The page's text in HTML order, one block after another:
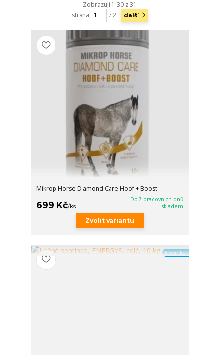
Zobrazuji 1-30 z 31
strana
z 2 další
Mikrop Horse Diamond Care Hoof + Boost
699 Kč/ks
Do 7 pracovních dnů
skladem
Zvolit variantu
Novinka